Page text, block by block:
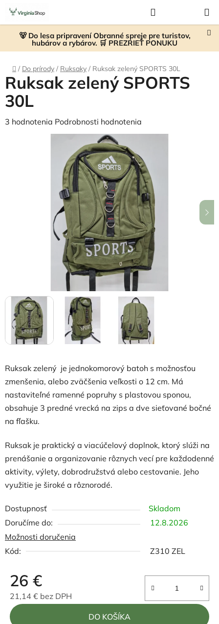
Prejsť
obsah
🐻 Do lesa pripravení Obranné spreje pre turistov,
hubárov a rybárov. 🛒 PREZRIEŤ PONUKU
KOŠÍK
Domov
/ Do prírody / Ruksaky / Ruksak zelený SPORTS 30L
Ruksak zelený je jednokomorový batoh s možnosťou
zmenšenia, alebo zväčšenia veľkosti o 12 cm. Má
nastaviteľné ramenné popruhy s plastovou sponou,
obsahuje 3 predné vrecká na zips a dve sieťované bočné
na fľašku.
Ruksak je praktický a viacúčelový doplnok, ktorý slúži na
prenášanie a organizovanie rôznych vecí pre každodenné
aktivity, výlety, dobrodružstvá alebo cestovanie. Jeho
využitie je široké a rôznorodé.
Dostupnosť
Skladom
12.8.2026
Možnosti doručenia
Kód:
Z310 ZEL
26 €
21,14 € bez DPH
Jednotková cena:
DO KOŠÍKA
Ruksak zelený SPORTS
30L
Priemerné
3 hodnotenia Podrobnosti hodnotenia